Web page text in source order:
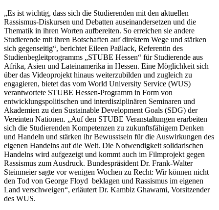
„Es ist wichtig, dass sich die Studierenden mit den aktuellen
Rassismus-Diskursen und Debatten auseinandersetzen und die
Thematik in ihren Worten aufbereiten. So erreichen sie andere
Studierende mit ihren Botschaften auf direktem Wege und stärken
sich gegenseitig“, berichtet Eileen Paßlack, Referentin des
Studienbegleitprogramms „STUBE Hessen“ für Studierende aus
Afrika, Asien und Lateinamerika in Hessen. Eine Möglichkeit sich
über das Videoprojekt hinaus weiterzubilden und zugleich zu
engagieren, bietet das vom World University Service (WUS)
verantwortete STUBE Hessen-Programm in Form von
entwicklungspolitischen und interdisziplinären Seminaren und
Akademien zu den Sustainable Development Goals (SDG) der
Vereinten Nationen. „Auf den STUBE Veranstaltungen erarbeiten
sich die Studierenden Kompetenzen zu zukunftsfähigem Denken
und Handeln und stärken ihr Bewusstsein für die Auswirkungen des
eigenen Handelns auf die Welt. Die Notwendigkeit solidarischen
Handelns wird aufgezeigt und kommt auch im Filmprojekt gegen
Rassismus zum Ausdruck. Bundespräsident Dr. Frank-Walter
Steinmeier sagte vor wenigen Wochen zu Recht: Wir können nicht
den Tod von George Floyd beklagen und Rassismus im eigenen
Land verschweigen“, erläutert Dr. Kambiz Ghawami, Vorsitzender
des WUS.